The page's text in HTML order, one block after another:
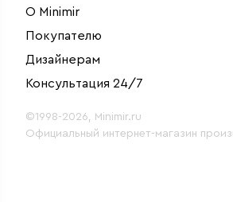
О Minimir
Покупателю
Дизайнерам
Консультация 24/7
©1998-2026, Minimir.ru
Официальный интернет-магазин